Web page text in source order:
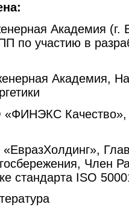
Академия (г.
по участию в
Академия,
Качество»,
Член
стандарта ISO